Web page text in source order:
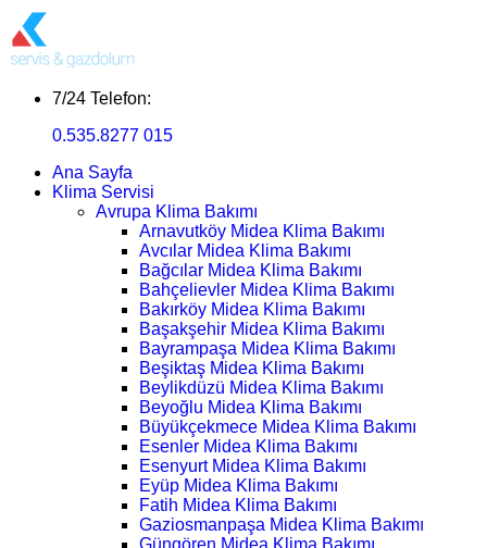
7/24 Telefon:
0.535.8277 015
Ana Sayfa
Klima Servisi
Avrupa Klima Bakımı
Arnavutköy Midea Klima Bakımı
Avcılar Midea Klima Bakımı
Bağcılar Midea Klima Bakımı
Bahçelievler Midea Klima Bakımı
Bakırköy Midea Klima Bakımı
Başakşehir Midea Klima Bakımı
Bayrampaşa Midea Klima Bakımı
Beşiktaş Midea Klima Bakımı
Beylikdüzü Midea Klima Bakımı
Beyoğlu Midea Klima Bakımı
Büyükçekmece Midea Klima Bakımı
Esenler Midea Klima Bakımı
Esenyurt Midea Klima Bakımı
Eyüp Midea Klima Bakımı
Fatih Midea Klima Bakımı
Gaziosmanpaşa Midea Klima Bakımı
Güngören Midea Klima Bakımı